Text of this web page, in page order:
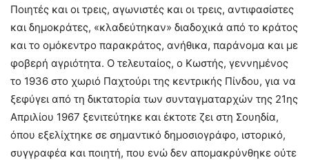
Ποιητές και οι τρεις, αγωνιστές και οι τρεις, αντιφασίστες
και δημοκράτες, «κλαδεύτηκαν» διαδοχικά από το κράτος
και το ομόκεντρο παρακράτος, ανήθικα, παράνομα και με
φοβερή αγριότητα. Ο τελευταίος, ο Κωστής, γεννημένος
το 1936 στο χωριό Παχτούρι της κεντρικής Πίνδου, για να
ξεφύγει από τη δικτατορία των συνταγματαρχών της 21ης
Απριλίου 1967 ξενιτεύτηκε και έκτοτε ζει στη Σουηδία,
όπου εξελίχτηκε σε σημαντικό δημοσιογράφο, ιστορικό,
συγγραφέα και ποιητή, που ενώ δεν απομακρύνθηκε ούτε